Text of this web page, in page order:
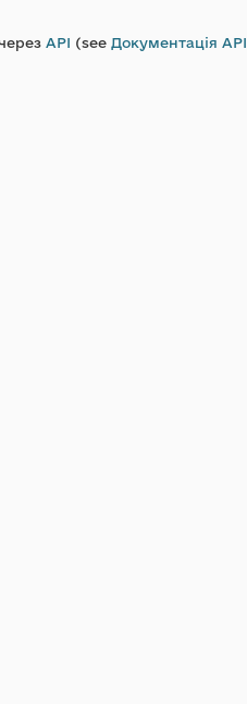
API (see Документація API